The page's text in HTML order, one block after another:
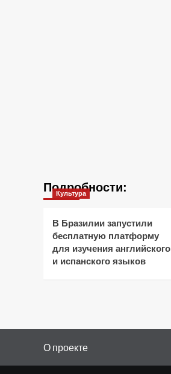
Подробности:
Культура
В Бразилии запустили
бесплатную платформу
для изучения английского
и испанского языков
О проекте